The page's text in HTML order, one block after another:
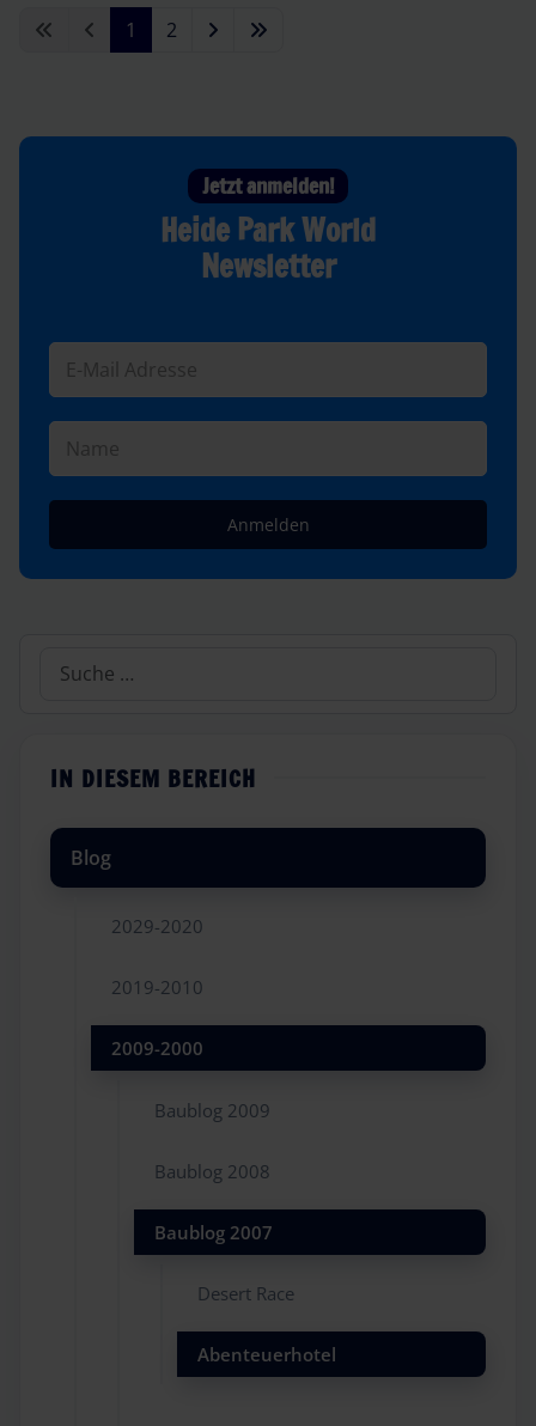
1 2
Jetzt anmelden!
Heide Park World
Newsletter
Anmelden
Suchen
IN DIESEM BEREICH
Blog
2029-2020
2019-2010
2009-2000
Baublog 2009
Baublog 2008
Baublog 2007
Desert Race
Abenteuerhotel